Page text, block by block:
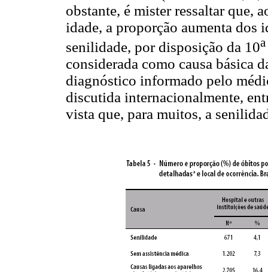
obstante, é mister ressaltar que,
idade, a proporção aumenta dos
senilidade, por disposição da 10a
considerada como causa básica
diagnóstico informado pelo
discutida internacionalmente,
vista que, para muitos, a